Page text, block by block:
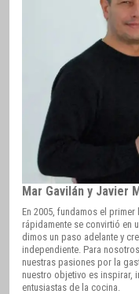
Mar Gavilán y Javier
En 2005, fundamos el
rápidamente se convirtió en
dimos un paso adelante y
independiente. Para
nuestras pasiones por la
nuestro objetivo es inspirar,
entusiastas de la cocina.